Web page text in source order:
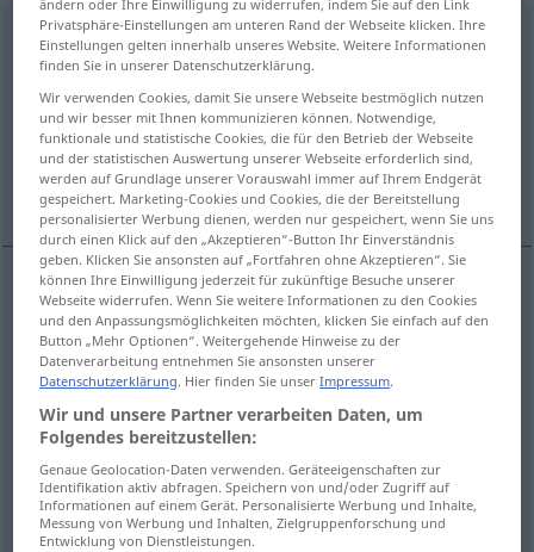
hinten [ˈhɪntən]adv
(Für mehr Details die Übersetzung anklicken/antippen)
à l’arrière, derrière, en arrière, au fond, à la
fin
à l’arrière hinten
derrière hinten
enarrière hintenin einer Reihe
aufond hinten(≈ im Hintergrund)
à lafin hinten(≈ am Ende)
ändern oder Ihre Einwilligung zu widerrufen, indem Sie auf den Link
Privatsphäre-Einstellungen am unteren Rand der Webseite klicken. Ihre
Einstellungen gelten innerhalb unseres Website. Weitere Informationen
finden Sie in unserer Datenschutzerklärung.
Wir verwenden Cookies, damit Sie unsere Webseite bestmöglich nutzen
und wir besser mit Ihnen kommunizieren können. Notwendige,
funktionale und statistische Cookies, die für den Betrieb der Webseite
und der statistischen Auswertung unserer Webseite erforderlich sind,
werden auf Grundlage unserer Vorauswahl immer auf Ihrem Endgerät
gespeichert. Marketing-Cookies und Cookies, die der Bereitstellung
personalisierter Werbung dienen, werden nur gespeichert, wenn Sie uns
durch einen Klick auf den „Akzeptieren“-Button Ihr Einverständnis
geben. Klicken Sie ansonsten auf „Fortfahren ohne Akzeptieren“. Sie
können Ihre Einwilligung jederzeit für zukünftige Besuche unserer
Webseite widerrufen. Wenn Sie weitere Informationen zu den Cookies
und den Anpassungsmöglichkeiten möchten, klicken Sie einfach auf den
Button „Mehr Optionen“. Weitergehende Hinweise zu der
Datenverarbeitung entnehmen Sie ansonsten unserer
Datenschutzerklärung. Hier finden Sie unserImpressum.
Wir und unsere Partner verarbeiten Daten, um
Folgendes bereitzustellen:
Genaue Geolocation-Daten verwenden. Geräteeigenschaften zur
Identifikation aktiv abfragen. Speichern von und/oder Zugriff auf
Informationen auf einem Gerät. Personalisierte Werbung und Inhalte,
Messung von Werbung und Inhalten, Zielgruppenforschung und
Entwicklung von Dienstleistungen.